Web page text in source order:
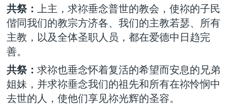
共祭： 上主，求祢垂念普世的教会，使祢的子民
偕同我们的教宗方济各、我们的主教若瑟、所有
主教，以及全体圣职人员，都在爱德中日趋完
善。
共祭： 求祢也垂念怀着复活的希望而安息的兄弟
姐妹，并求祢垂念我们的祖先和所有在祢怜悯中
去世的人，使他们享见祢光辉的圣容。